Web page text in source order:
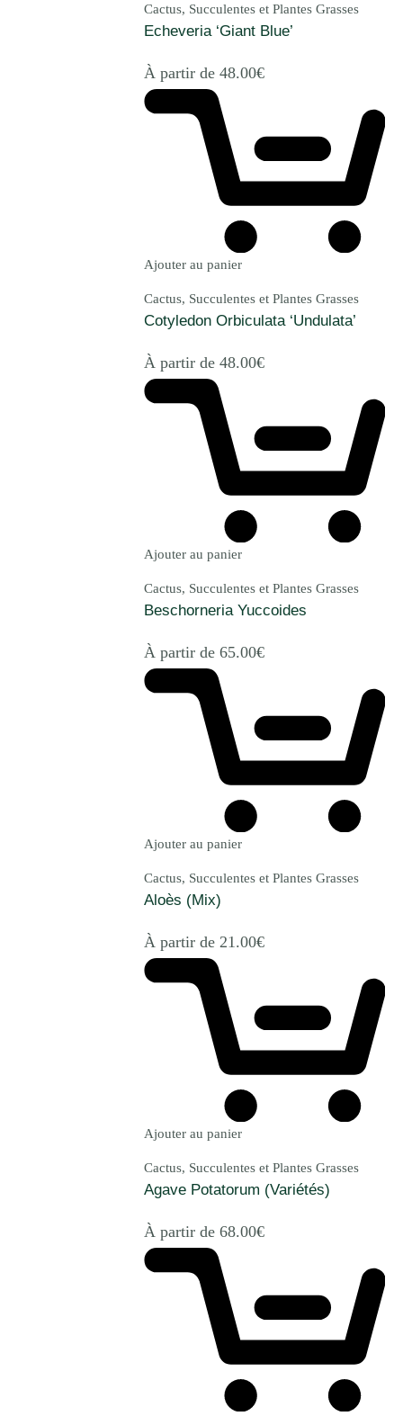
Cactus, Succulentes et Plantes Grasses
Echeveria ‘Giant Blue’
À partir de 48.00€
Ajouter au panier
Cactus, Succulentes et Plantes Grasses
Cotyledon Orbiculata ‘Undulata’
À partir de 48.00€
Ajouter au panier
Cactus, Succulentes et Plantes Grasses
Beschorneria Yuccoides
À partir de 65.00€
Ajouter au panier
Cactus, Succulentes et Plantes Grasses
Aloès (Mix)
À partir de 21.00€
Ajouter au panier
Cactus, Succulentes et Plantes Grasses
Agave Potatorum (Variétés)
À partir de 68.00€